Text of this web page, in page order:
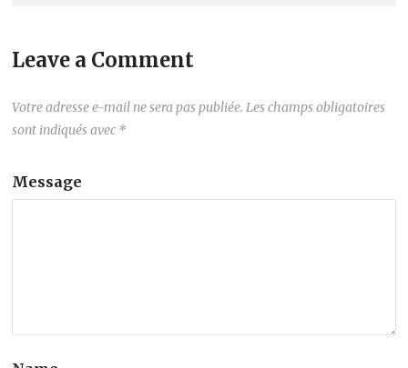
Leave a Comment
Votre adresse e-mail ne sera pas publiée. Les champs obligatoires
sont indiqués avec *
Message